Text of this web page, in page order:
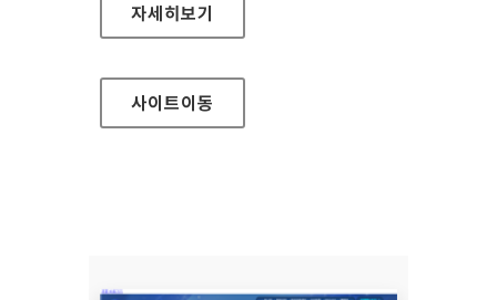
LG SMART WORLD(TV)
자세히보기
사이트이동